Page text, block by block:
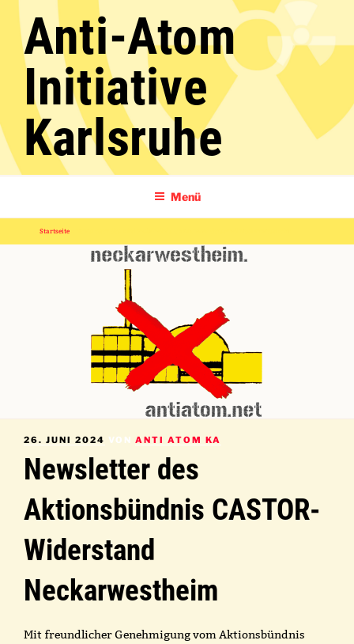
Inhalt
springenAnti-Atom
Initiative
Karlsruhe
Menü
Startseite
VERÖFFENTLICHT
26. JUNI 2024 VON ANTI ATOM KA
Newsletter des
Aktionsbündnis CASTOR-
Widerstand
Neckarwestheim
Mit freundlicher Genehmigung vom Aktionsbündnis